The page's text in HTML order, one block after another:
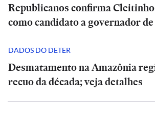
Republicanos confirma
como candidato a governador
DADOS DO DETER
Desmatamento na Amazônia
recuo da década; veja detalhes